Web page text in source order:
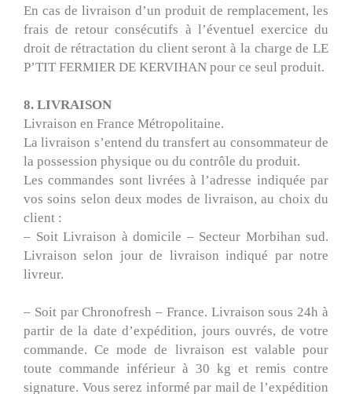
En cas de livraison d’un produit de remplacement, les
frais de retour consécutifs à l’éventuel exercice du
droit de rétractation du client seront à la charge de LE
P’TIT FERMIER DE KERVIHAN pour ce seul produit.
8. LIVRAISON
Livraison en France Métropolitaine.
La livraison s’entend du transfert au consommateur de
la possession physique ou du contrôle du produit.
Les commandes sont livrées à l’adresse indiquée par
vos soins selon deux modes de livraison, au choix du
client :
– Soit Livraison à domicile – Secteur Morbihan sud.
Livraison selon jour de livraison indiqué par notre
livreur.
– Soit par Chronofresh – France. Livraison sous 24h à
partir de la date d’expédition, jours ouvrés, de votre
commande. Ce mode de livraison est valable pour
toute commande inférieur à 30 kg et remis contre
signature. Vous serez informé par mail de l’expédition